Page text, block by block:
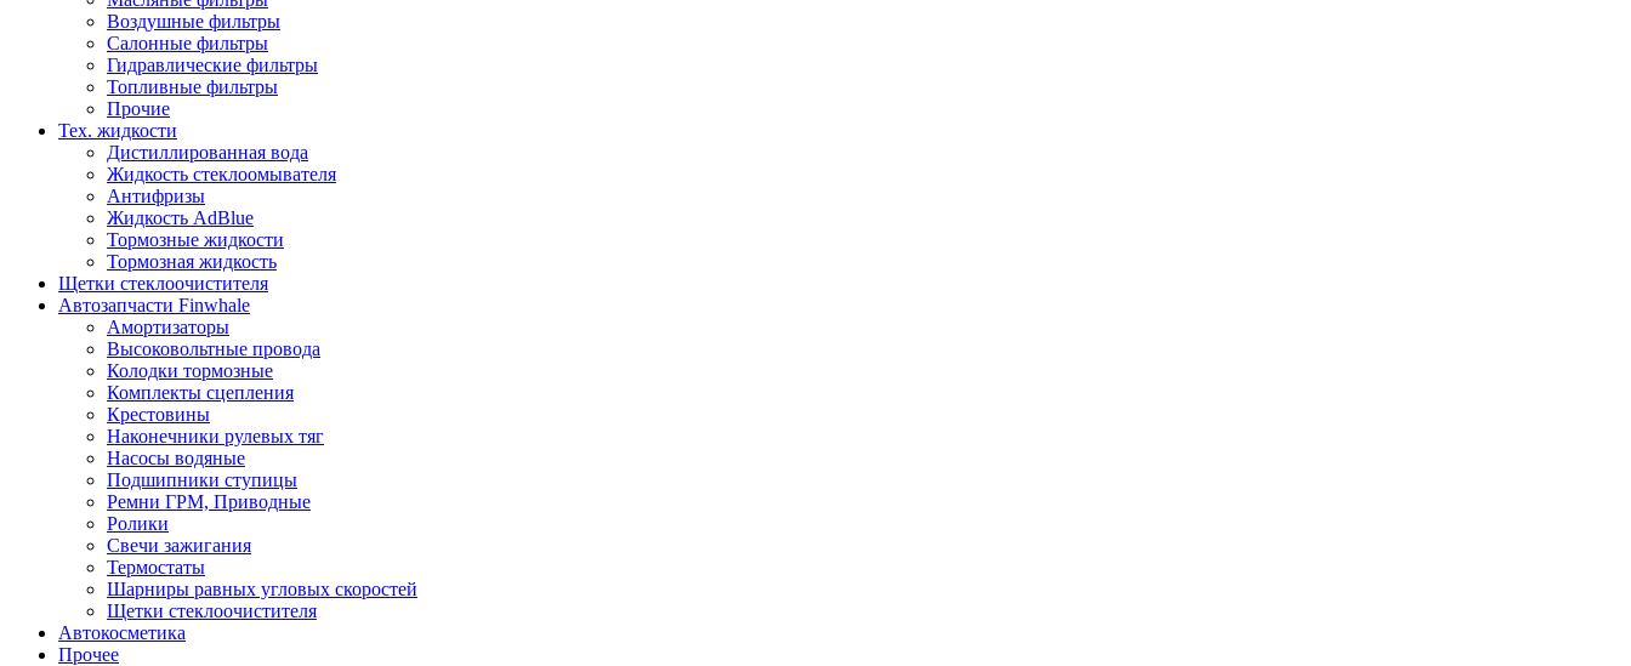
Воздушные фильтры
Салонные фильтры
Гидравлические фильтры
Топливные фильтры
Прочие
Тех. жидкости
Дистиллированная вода
Жидкость стеклоомывателя
Антифризы
Жидкость AdBlue
Тормозные жидкости
Тормозная жидкость
Щетки стеклоочистителя
Автозапчасти Finwhale
Амортизаторы
Высоковольтные провода
Колодки тормозные
Комплекты сцепления
Крестовины
Наконечники рулевых тяг
Насосы водяные
Подшипники ступицы
Ремни ГРМ, Приводные
Ролики
Свечи зажигания
Термостаты
Шарниры равных угловых скоростей
Щетки стеклоочистителя
Автокосметика
Прочее